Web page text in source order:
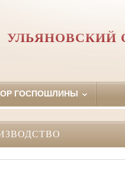
УЛЬЯНОВСКИЙ
ГОСПОШЛИНЫ